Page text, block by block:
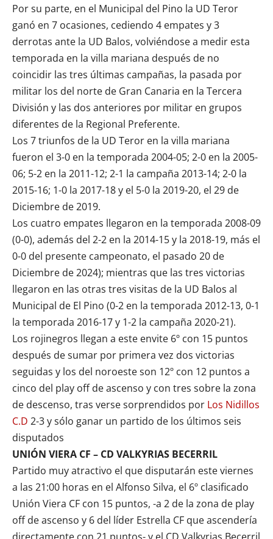
Por su parte, en el Municipal del Pino la UD Teror
ganó en 7 ocasiones, cediendo 4 empates y 3
derrotas ante la UD Balos, volviéndose a medir esta
temporada en la villa mariana después de no
coincidir las tres últimas campañas, la pasada por
militar los del norte de Gran Canaria en la Tercera
División y las dos anteriores por militar en grupos
diferentes de la Regional Preferente.
Los 7 triunfos de la UD Teror en la villa mariana
fueron el 3-0 en la temporada 2004-05; 2-0 en la 2005-
06; 5-2 en la 2011-12; 2-1 la campaña 2013-14; 2-0 la
2015-16; 1-0 la 2017-18 y el 5-0 la 2019-20, el 29 de
Diciembre de 2019.
Los cuatro empates llegaron en la temporada 2008-09
(0-0), además del 2-2 en la 2014-15 y la 2018-19, más el
0-0 del presente campeonato, el pasado 20 de
Diciembre de 2024); mientras que las tres victorias
llegaron en las otras tres visitas de la UD Balos al
Municipal de El Pino (0-2 en la temporada 2012-13, 0-1
la temporada 2016-17 y 1-2 la campaña 2020-21).
Los rojinegros llegan a este envite 6º con 15 puntos
después de sumar por primera vez dos victorias
seguidas y los del noroeste son 12º con 12 puntos a
cinco del play off de ascenso y con tres sobre la zona
de descenso, tras verse sorprendidos por Los Nidillos
C.D 2-3 y sólo ganar un partido de los últimos seis
disputados
UNIÓN VIERA CF – CD VALKYRIAS BECERRIL
Partido muy atractivo el que disputarán este viernes
a las 21:00 horas en el Alfonso Silva, el 6º clasificado
Unión Viera CF con 15 puntos, -a 2 de la zona de play
off de ascenso y 6 del líder Estrella CF que ascendería